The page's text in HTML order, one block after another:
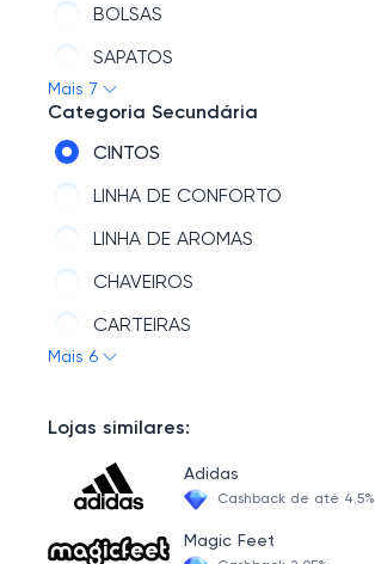
BOLSAS
SAPATOS
NOVIDADES
MARCAS
Mais 7
Categoria Secundária
CINTOS
LINHA DE CONFORTO
LINHA DE AROMAS
CHAVEIROS
CARTEIRAS
Mais 6
Lojas similares:
Adidas
Cashback de até 4.5%
Magic Feet